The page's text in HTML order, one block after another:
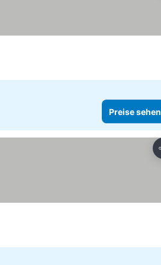
Preise sehen